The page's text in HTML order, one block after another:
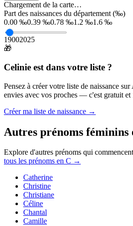
Chargement de la carte…
Part des naissances du département (‰)
0.00 ‰0.39 ‰0.78 ‰1.2 ‰1.6 ‰
19002025
🎁
Celinie est dans votre liste ?
Pensez à créer votre liste de naissance
envies avec vos proches — c'est gratuit et
Créer ma liste de naissance →
Autres prénoms féminins
Explore d'autres prénoms qui
tous les prénoms en C →
Catherine
Christine
Christiane
Céline
Chantal
Camille